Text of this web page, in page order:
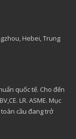
Hebei, Trung
quốc tế. Cho đến
LR. ASME. Mục
cầu đang trở